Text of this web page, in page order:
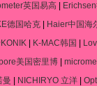
英国易高
德国哈克 Haier中国海
| K-MAC韩国
美国密里博|
曼 NICHIRYO 立洋